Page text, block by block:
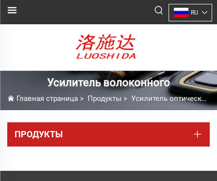
RU
Усилитель волоконного
Главная страница > Продукты > Усилитель оптического волокна и датчик
ПРОДУКТЫ